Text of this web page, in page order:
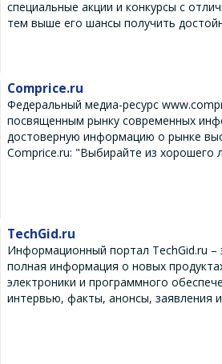
специальные акции и конкурсы с
тем выше его шансы получить
Comprice.ru
Федеральный медиа-ресурс
посвященным рынку современных
достоверную информацию о рынке
Сomprice.ru: "Выбирайте из хорошего
TechGid.ru
Информационный портал TechGid.ru
полная информация о новых
электроники и программного
интервью, факты, анонсы, заявления